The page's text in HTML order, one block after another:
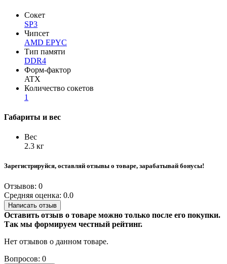
Сокет
SP3
Чипсет
AMD EPYC
Тип памяти
DDR4
Форм-фактор
ATX
Количество сокетов
1
Габариты и вес
Вес
2.3 кг
Зарегистрируйся, оставляй отзывы о товаре, зарабатывай бонусы!
Отзывов: 0
Средняя оценка: 0.0
Написать отзыв
Оставить отзыв о товаре можно только после его покупки.
Так мы формируем честный рейтинг.
Нет отзывов о данном товаре.
Вопросов: 0